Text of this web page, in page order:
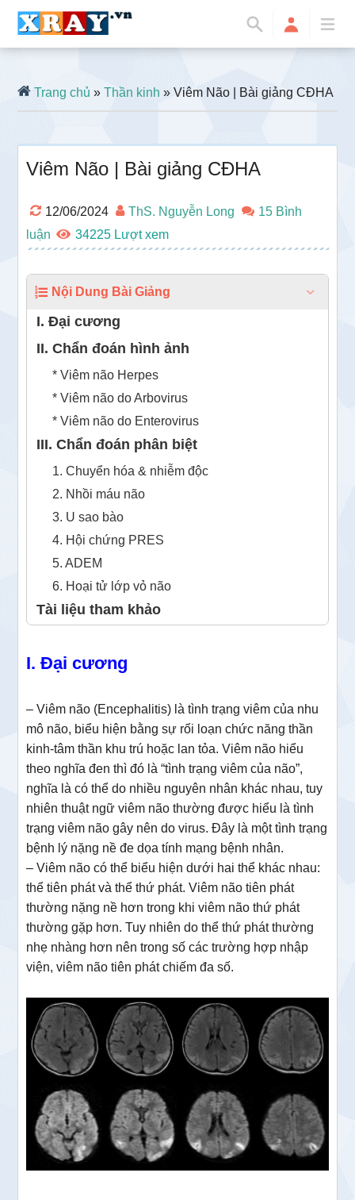
Trang chủ »Thần kinh » Viêm Não | Bài giảng CĐHA
Viêm Não | Bài giảng CĐHA
12/06/2024 ThS. Nguyễn Long
15 Bình
luận
34225
Nội Dung Bài Giảng
I. Đại cương
II. Chẩn đoán hình ảnh
* Viêm não Herpes
* Viêm não do Arbovirus
* Viêm não do Enterovirus
III. Chẩn đoán phân biệt
1. Chuyển hóa & nhiễm độc
2. Nhồi máu não
3. U sao bào
4. Hội chứng PRES
5. ADEM
6. Hoại tử lớp vỏ não
Tài liệu tham khảo
I. Đại cương
– Viêm não (Encephalitis) là tình trạng viêm của nhu
mô não, biểu hiện bằng sự rối loạn chức năng thần
kinh-tâm thần khu trú hoặc lan tỏa. Viêm não hiểu
theo nghĩa đen thì đó là “tình trạng viêm của não”,
nghĩa là có thể do nhiều nguyên nhân khác nhau, tuy
nhiên thuật ngữ viêm não thường được hiểu là tình
trạng viêm não gây nên do virus. Đây là một tình trạng
bệnh lý nặng nề đe dọa tính mạng bệnh nhân.
– Viêm não có thể biểu hiện dưới hai thể khác nhau:
thể tiên phát và thể thứ phát. Viêm não tiên phát
thường nặng nề hơn trong khi viêm não thứ phát
thường gặp hơn. Tuy nhiên do thể thứ phát thường
nhẹ nhàng hơn nên trong số các trường hợp nhập
viện, viêm não tiên phát chiếm đa số.